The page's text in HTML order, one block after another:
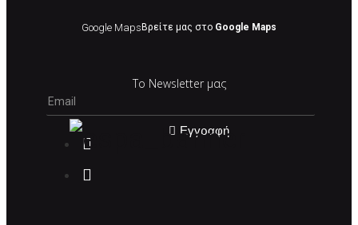
Google Maps Βρείτε μας στο Google Maps
Το Newsletter μας
Εγγραφή